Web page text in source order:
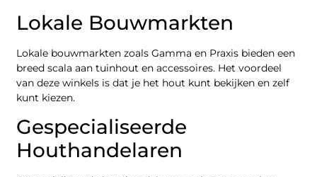
Lokale Bouwmarkten
Lokale bouwmarkten zoals Gamma en Praxis bieden een
breed scala aan tuinhout en accessoires. Het voordeel
van deze winkels is dat je het hout kunt bekijken en zelf
kunt kiezen.
Gespecialiseerde
Houthandelaren